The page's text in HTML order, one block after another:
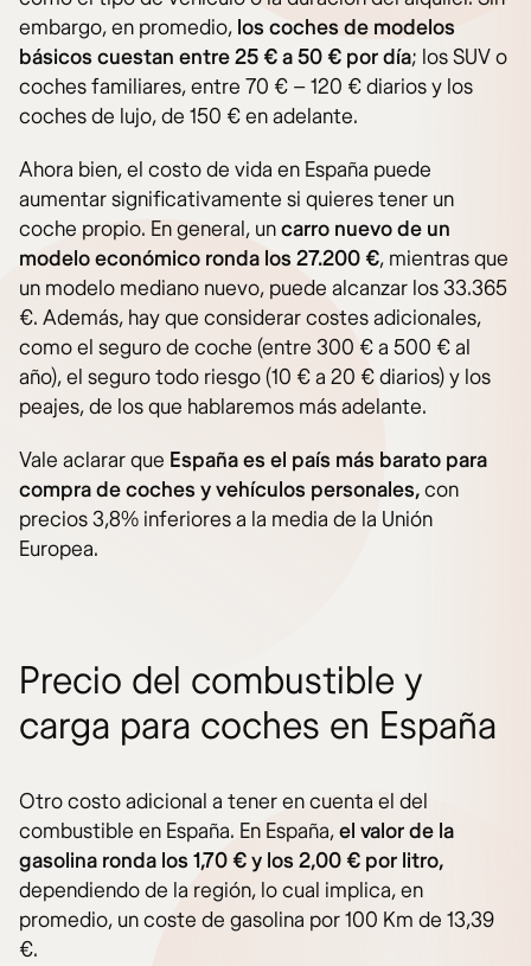
embargo, en promedio, los coches de modelos
básicos cuestan entre 25 € a 50 € por día; los SUV o
coches familiares, entre 70 € – 120 € diarios y los
coches de lujo, de 150 € en adelante.
Ahora bien, el costo de vida en España puede
aumentar significativamente si quieres tener un
coche propio. En general, uncarro nuevo de un
modelo económico ronda los 27.200 €, mientras que
un modelo mediano nuevo, puede alcanzar los 33.365
€. Además, hay que considerar costes adicionales,
como el seguro de coche (entre 300 € a 500 € al
año), el seguro todo riesgo (10 € a 20 € diarios) y los
peajes, de los que hablaremos más adelante.
Vale aclarar que España es el país más barato para
compra de coches y vehículos personales,con
precios 3,8% inferiores a la media de la Unión
Europea.
Precio del combustible y
carga para coches en España
Otro costo adicional a tener en cuenta el del
combustible en España. En España,el valor de la
gasolina ronda los 1,70 € y los 2,00 € por litro,
dependiendo de la región, lo cual implica, en
promedio, un coste de gasolina por 100 Km de 13,39
€.